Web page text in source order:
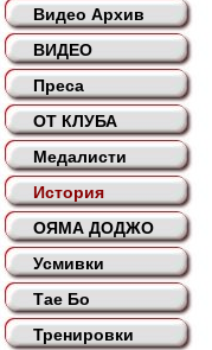
Видео Архив
ВИДЕО
Преса
ОТ КЛУБА
Медалисти
История
ОЯМА ДОДЖО
Усмивки
Тае Бо
Тренировки